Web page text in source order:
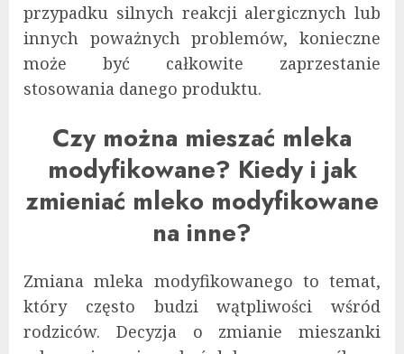
przypadku silnych reakcji alergicznych lub
innych poważnych problemów, konieczne
może być całkowite zaprzestanie
stosowania danego produktu.
Czy można mieszać mleka
modyfikowane? Kiedy i jak
zmieniać mleko modyfikowane
na inne?
Zmiana mleka modyfikowanego to temat,
który często budzi wątpliwości wśród
rodziców. Decyzja o zmianie mieszanki